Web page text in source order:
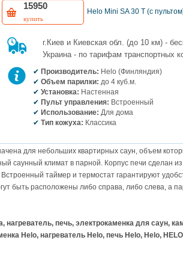
15950
купить
Helo Mini SA 30 T (с
г.Киев и Киевская обл. (до 10 км) -
Украина - по тарифам транспортных
Производитель: Helo (Финляндия)
Объем парилки: до 4 куб.м.
Установка: Настенная
Пульт управления: Встроенный
Использование: Для дома
Тип кожуха: Классика
для небольших квартирных саун, объем
саунный климат в парной. Корпус печи сделан
Встроенный таймер и термостат гарантируют
быть расположены либо справа, либо слева, а
нагреватель, печь, электрокаменка для саун,
Helo, нагреватель Helo, печь Helo, Helo,